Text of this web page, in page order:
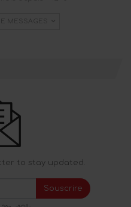
MESSAGES
to stay updated.
Souscrire